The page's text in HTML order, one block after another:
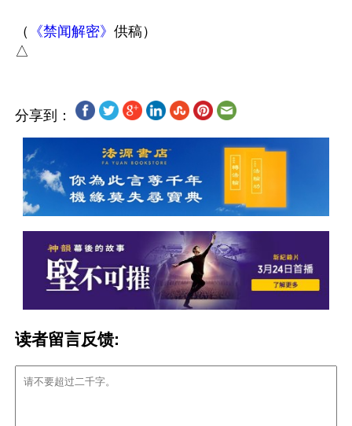
（ 《禁闻解密》 供稿）
分享到：
读者留言反馈: